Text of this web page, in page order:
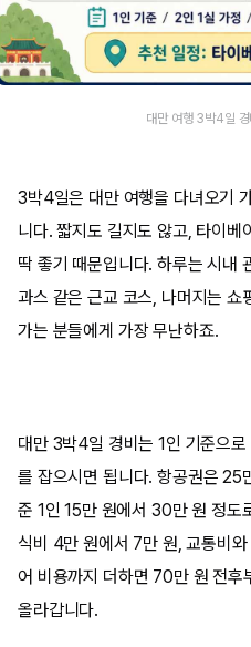
대만 여행 3박4일
3박4일은 대만 여행을 다녀오기
니다. 짧지도 길지도 않고, 타이베
딱 좋기 때문입니다. 하루는 시내
과스 같은 근교 코스, 나머지는 쇼
가는 분들에게 가장 무난하죠.
대만 3박4일 경비는 1인 기준으
를 잡으시면 됩니다. 항공권은
준 1인 15만 원에서 30만 원 정도
식비 4만 원에서 7만 원, 교통비
어 비용까지 더하면 70만 원 전후
올라갑니다.